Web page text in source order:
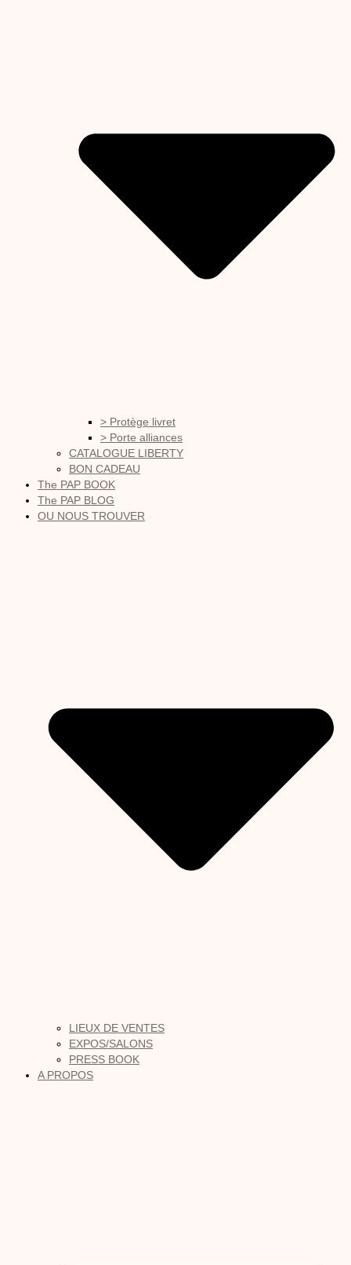
> Protège livret
> Porte alliances
CATALOGUE LIBERTY
BON CADEAU
The PAP BOOK
The PAP BLOG
OU NOUS TROUVER
LIEUX DE VENTES
EXPOS/SALONS
PRESS BOOK
A PROPOS